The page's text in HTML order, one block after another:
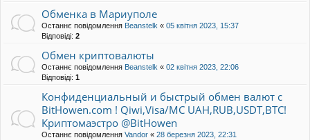
Обменка в Мариуполе
Останнє повідомлення Beanstelk « 05 квітня 2023, 15:37
Відповіді: 2
Обмен криптовалюты
Останнє повідомлення Beanstelk « 02 квітня 2023, 22:06
Відповіді: 1
Конфиденциальный и быстрый обмен валют с
BitHowen.com ! Qiwi,Visa/MC UAH,RUB,USDT,BTC!
Криптомаэстро @BitHowen
Останнє повідомлення Vandor « 28 березня 2023, 22:31